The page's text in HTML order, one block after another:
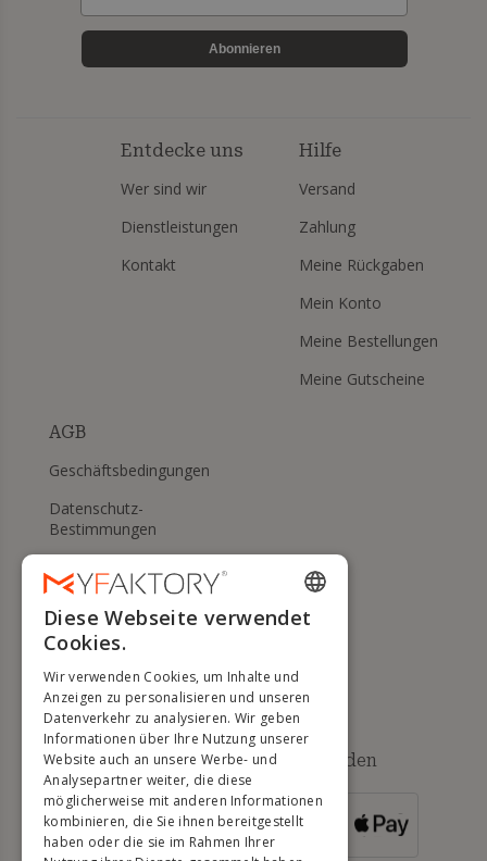
Abonnieren
Entdecke uns
Wer sind wir
Dienstleistungen
Kontakt
Hilfe
Versand
Zahlung
Meine Rückgaben
Mein Konto
Meine Bestellungen
Meine Gutscheine
AGB
Geschäftsbedingungen
Datenschutz-
Bestimmungen
Meine Cookies verwalten
RÜCKGABERECHT
Verfügbare Zahlungsmethoden
FÜR
BESTELLUNGEN
ÜBER 500 €
ENGLISH
DUTCH
GERMAN
PORTUGUESE
SPANISH
Diese Webseite verwendet
Cookies.
Wir verwenden Cookies, um Inhalte und
Anzeigen zu personalisieren und unseren
Datenverkehr zu analysieren. Wir geben
Informationen über Ihre Nutzung unserer
Website auch an unsere Werbe- und
Analysepartner weiter, die diese
möglicherweise mit anderen Informationen
kombinieren, die Sie ihnen bereitgestellt
haben oder die sie im Rahmen Ihrer